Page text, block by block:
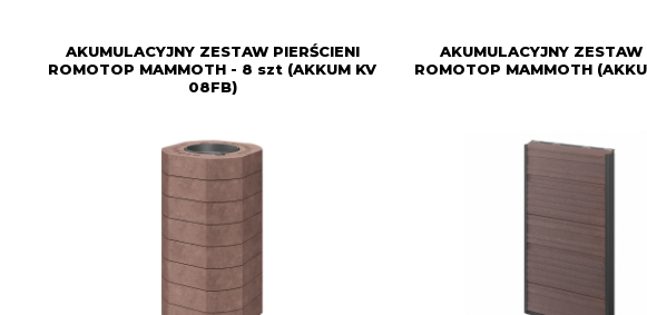
AKUMULACYJNY ZESTAW PIERŚCIENI
ROMOTOP MAMMOTH - 8 szt (AKKUM KV
08FB)
AKUMULACYJNY ZESTAW
ROMOTOP MAMMOTH